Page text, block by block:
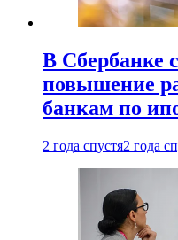
В Сбербанке
повышение
банкам по
2 года спустя2 года